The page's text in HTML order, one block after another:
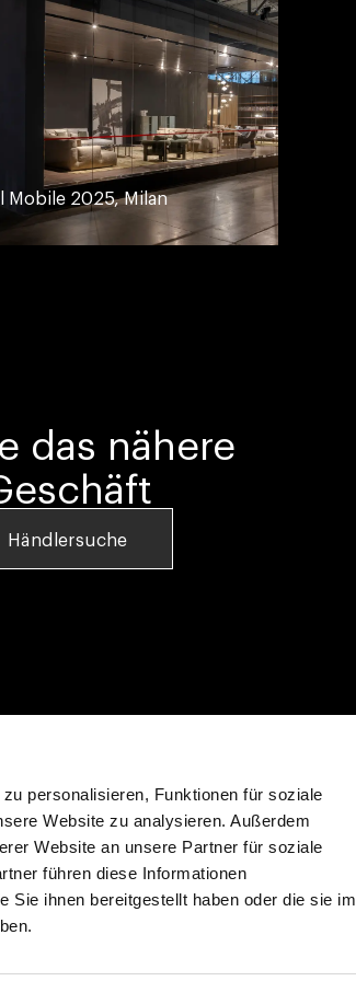
personalisieren, Funktionen für soziale
Website zu analysieren. Außerdem
Website an unsere Partner für soziale
führen diese Informationen
Sie ihnen bereitgestellt haben oder die sie im
Mobile 2025, Milan
das nähere
Händlersuche